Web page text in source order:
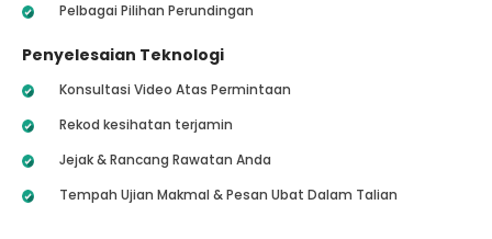
Pelbagai Pilihan Perundingan
Penyelesaian Teknologi
Konsultasi Video Atas Permintaan
Rekod kesihatan terjamin
Jejak & Rancang Rawatan Anda
Tempah Ujian Makmal & Pesan Ubat Dalam Talian